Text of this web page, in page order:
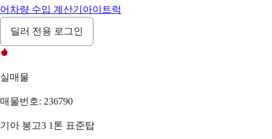
어 차량 수입 계산기 아이트럭
딜러 전용 로그인
실매물
매물번호: 236790
기아 봉고3 1톤 표준탑